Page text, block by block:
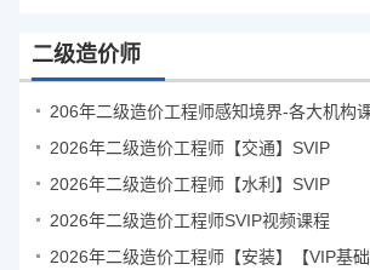
二级造价师
206年二级造价工程师感知境界-各大机构
2026年二级造价工程师【交通】SVIP
2026年二级造价工程师【水利】SVIP
2026年二级造价工程师SVIP视频课程
2026年二级造价工程师【安装】【VIP基础